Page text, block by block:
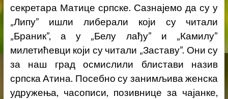
секретара Матице српске. Сазнајемо да су у
„Липу” ишли либерали који су читали
„Браник”, а у „Белу лађу” и „Камилу”
милетићевци који су читали „Заставу”. Они су
за наш град осмислили блистави назив
српска Атина. Посебно су занимљива женска
удружења, часописи, позивнице за чајанке,